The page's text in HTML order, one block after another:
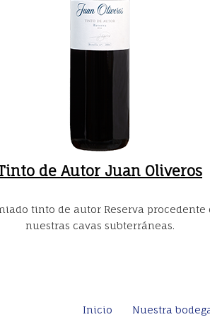
de Autor Juan Oliveros
tinto de autor Reserva procedente
nuestras cavas subterráneas.
Inicio Nuestra